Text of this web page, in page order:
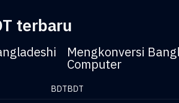
terbaru
BDT
Mengkonversi
Computer
BDT